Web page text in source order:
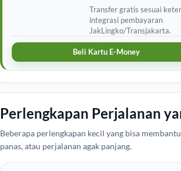
Transfer gratis sesuai
integrasi pembayaran
JakLingko/Transjakarta.
Beli Kartu E-Money
Perlengkapan Perjalanan
Beberapa perlengkapan kecil yang bisa
panas, atau perjalanan agak panjang.